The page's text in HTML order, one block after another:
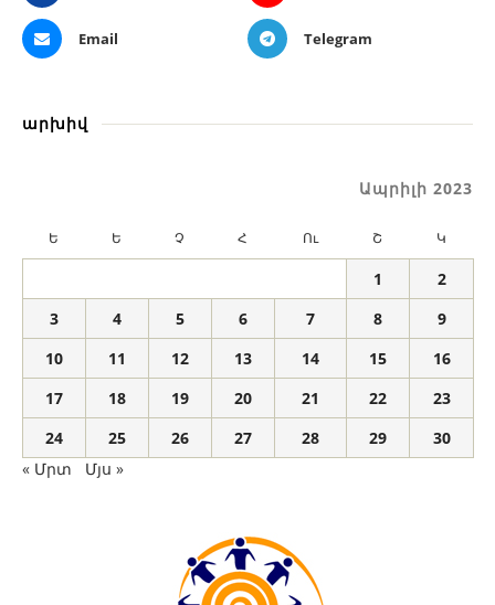
Email Telegram
արխիվ
Ապրիլի 2023
Ե Ե Չ Հ Ու Շ Կ
1
2
3
4 5 6 7 8
9
10
11 12 13 14 15
16
17
18 19 20 21 22
23
24
25 26 27 28 29
30
« Մրտ
Մյս »